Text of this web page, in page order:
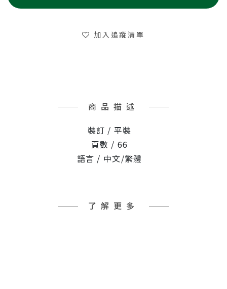
加入追蹤清單
商品描述
裝訂 / 平裝
頁數 / 66
語言 / 中文/繁體
了解更多